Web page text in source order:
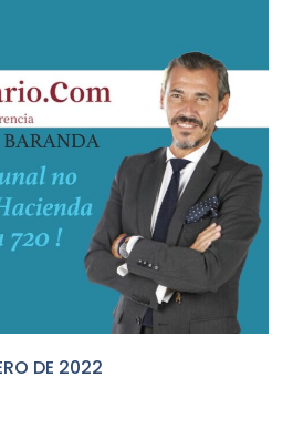
DE 2022